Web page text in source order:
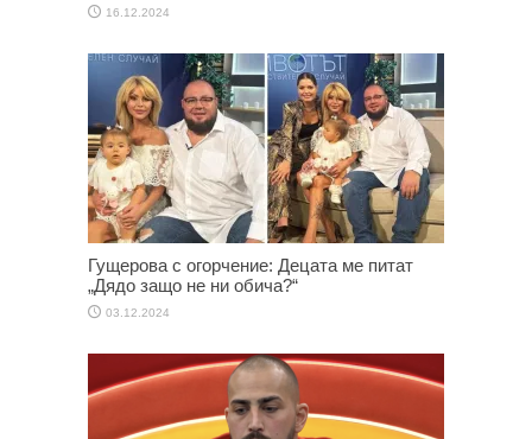
16.12.2024
Гущерова с огорчение: Децата ме питат
„Дядо защо не ни обича?“
03.12.2024